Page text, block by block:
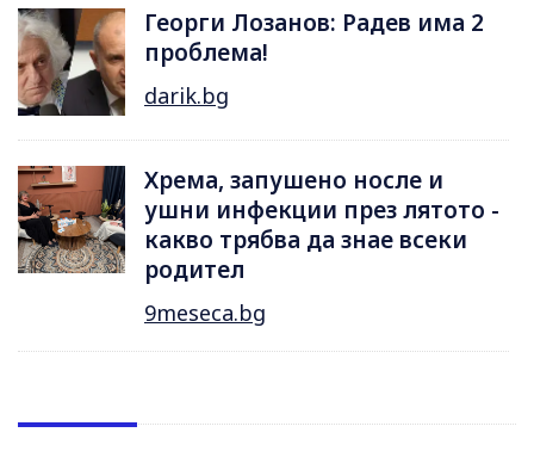
Георги Лозанов: Радев има 2
проблема!
darik.bg
Хрема, запушено носле и
ушни инфекции през лятотo -
какво трябва да знае всеки
родител
9meseca.bg